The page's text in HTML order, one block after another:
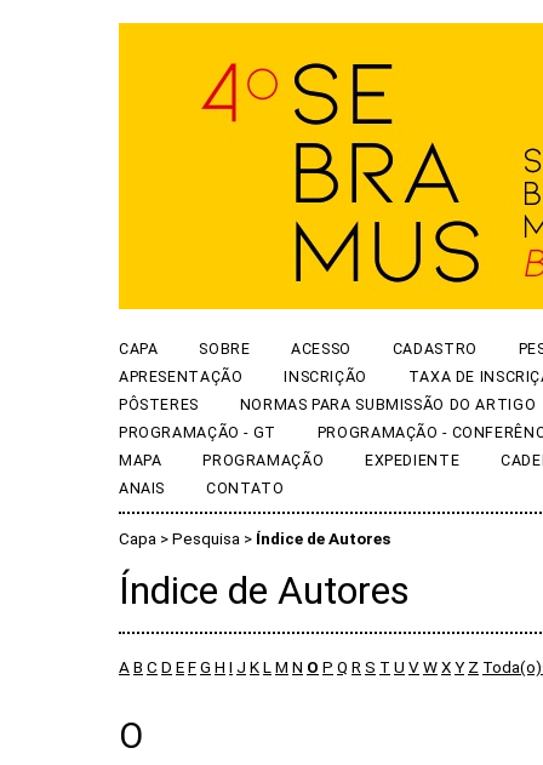
CAPA SOBRE ACESSO CADASTRO
APRESENTAÇÃO
INSCRIÇÃO
TAXA DE
PÔSTERES
NORMAS PARA SUBMISSÃO DO ARTIGO
PROGRAMAÇÃO - GT
PROGRAMAÇÃO -
MAPA
PROGRAMAÇÃO EXPEDIENTE
ANAIS
CONTATO
Capa > Pesquisa > Índice de Autores
Índice de Autores
A B C D E F G H I J K L M N O P Q R S T U V W X Y Z
O